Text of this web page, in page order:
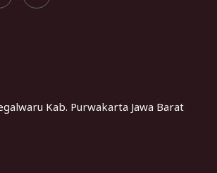
Kab. Purwakarta Jawa Barat